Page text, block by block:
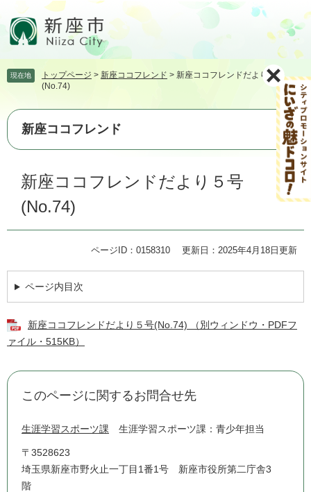
頭
す。
飛
て
本
現在地 トップページ > 新座ココフレンド > 新座ココフレンドだより５号
(No.74)
新座ココフレンド
新座ココフレンドだより５号
(No.74)
ページID：0158310 更新日：2025年4月18日更新
ページ内目次
新座ココフレンドだより５号(No.74) （別ウィンドウ・PDFフ
ァイル・515KB）
このページに関するお問合せ先
生涯学習スポーツ課 生涯学習スポーツ課：青少年担当
〒3528623
埼玉県新座市野火止一丁目1番1号 新座市役所第二庁舎3
階